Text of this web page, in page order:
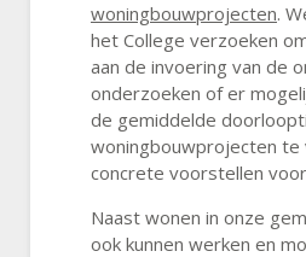
woningbouwprojecten.
het College verzoeken
aan de invoering van de
onderzoeken of er
de gemiddelde
woningbouwprojecten
concrete voorstellen
Naast wonen in onze
ook kunnen werken en